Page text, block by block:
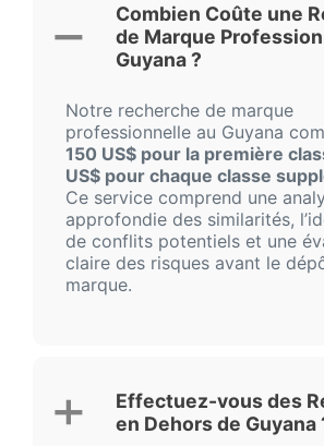
Combien Coûte une
de Marque
Guyana ?
Notre recherche de marque
professionnelle au Guyana
150 US$ pour la première
US$ pour chaque classe
Ce service comprend une
approfondie des similarités,
de conflits potentiels et une
claire des risques avant le
marque.
Effectuez-vous des
en Dehors de Guyana